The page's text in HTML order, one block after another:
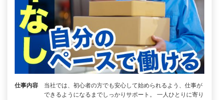
仕事内容
当社では、初心者の方でも安心して始められるよう、仕事が
できるようになるまでしっかりサポート。 一人ひとりに寄り